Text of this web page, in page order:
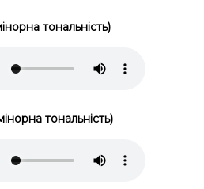
тональність)
тональність)